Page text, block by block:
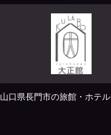
山口県長門市の旅館・ホテル